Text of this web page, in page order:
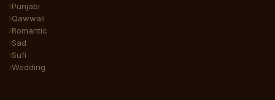
Punjabi
Qawwali
Romantic
Sad
Sufi
Wedding